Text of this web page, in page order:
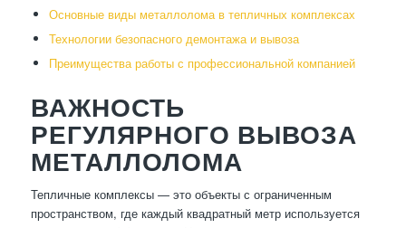
Основные виды металлолома в тепличных комплексах
Технологии безопасного демонтажа и вывоза
Преимущества работы с профессиональной компанией
ВАЖНОСТЬ
РЕГУЛЯРНОГО ВЫВОЗА
МЕТАЛЛОЛОМА
Тепличные комплексы — это объекты с ограниченным
пространством, где каждый квадратный метр используется